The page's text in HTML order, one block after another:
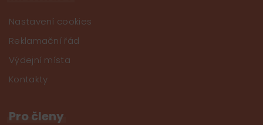
Nastavení cookies
Reklamační řád
Výdejní místa
Kontakty
Pro členy